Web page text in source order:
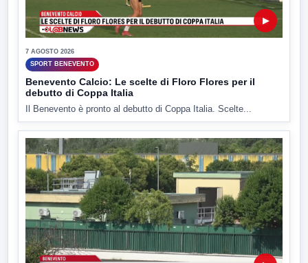
▶
7 AGOSTO 2026
SPORT BENEVENTO
Benevento Calcio: Le scelte di Floro Flores per il
debutto di Coppa Italia
Il Benevento è pronto al debutto di Coppa Italia. Scelte...